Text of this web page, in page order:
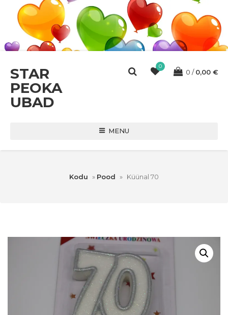
STAR
PEOKA
UBAD
0
0 0,00 €
MENU
Kodu » Pood » Küünal 70